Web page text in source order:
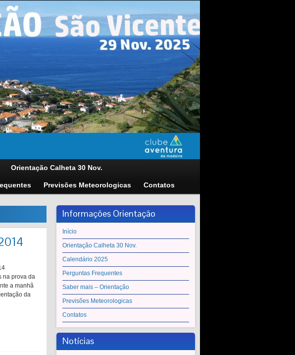
Orientação Calheta 30 Nov.
Previsões Meteorologicas Contatos
na prova da
a manhã
da
Informações Orientação
Início
Orientação Calheta 30 Nov.
Calendário 2025
Perguntas Frequentes
Saber mais – Orientação
Previsões Meteorologicas
Contatos
Notícias